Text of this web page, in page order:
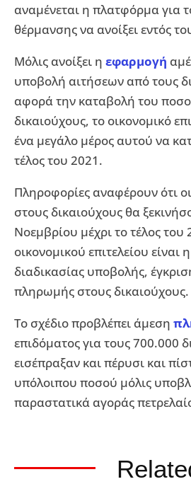
αναμένεται η πλατφόρμα για
θέρμανσης να ανοίξει εντός
Μόλις ανοίξει η εφαρμογή
υποβολή αιτήσεων από τους
αφορά την καταβολή του
δικαιούχους, το οικονομικό
ένα μεγάλο μέρος αυτού να
τέλος του 2021.
Πληροφορίες αναφέρουν ότι
στους δικαιούχους θα
Νοεμβρίου μέχρι το τέλος του
οικονομικού επιτελείου είναι
διαδικασίας υποβολής,
πληρωμής στους δικαιούχους.
Το σχέδιο προβλέπει άμεση
επιδόματος για τους 700.000
εισέπραξαν και πέρυσι και
υπόλοιπου ποσού μόλις
παραστατικά αγοράς